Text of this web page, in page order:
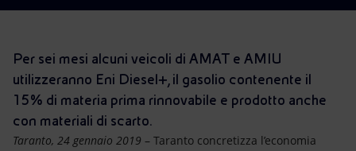
Energia accessibile
Innovazione
Scenari energetici
Per sei mesi alcuni veicoli di AMAT e AMIU
utilizzeranno Eni Diesel+, il gasolio contenente il
15% di materia prima rinnovabile e prodotto anche
con materiali di scarto.
Taranto, 24 gennaio 2019 – Taranto concretizza l’economia